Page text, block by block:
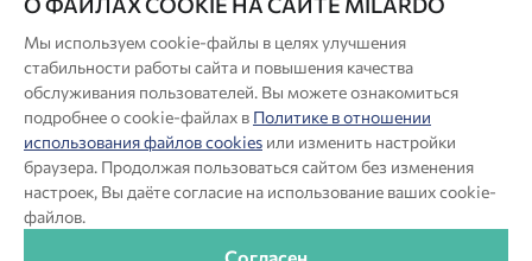
© Milardo
Разработка сайта:
Производитель оставляет за собой право в любой момент
вносить изменения в комплектацию, дизайн и характеристики
товара, не ухудшающие его качество.
Актуальная информация о продукции Milardo — на сайте
бренда www.milardo.ru.
Мы используем cookie-файлы в целях улучшения
стабильности работы сайта и повышения качества
обслуживания пользователей. Вы можете ознакомиться
подробнее о cookie-файлах в Политике в отношении
использования файлов cookies или изменить настройки
браузера. Продолжая пользоваться сайтом без изменения
настроек, Вы даёте согласие на использование ваших cookie-
файлов.